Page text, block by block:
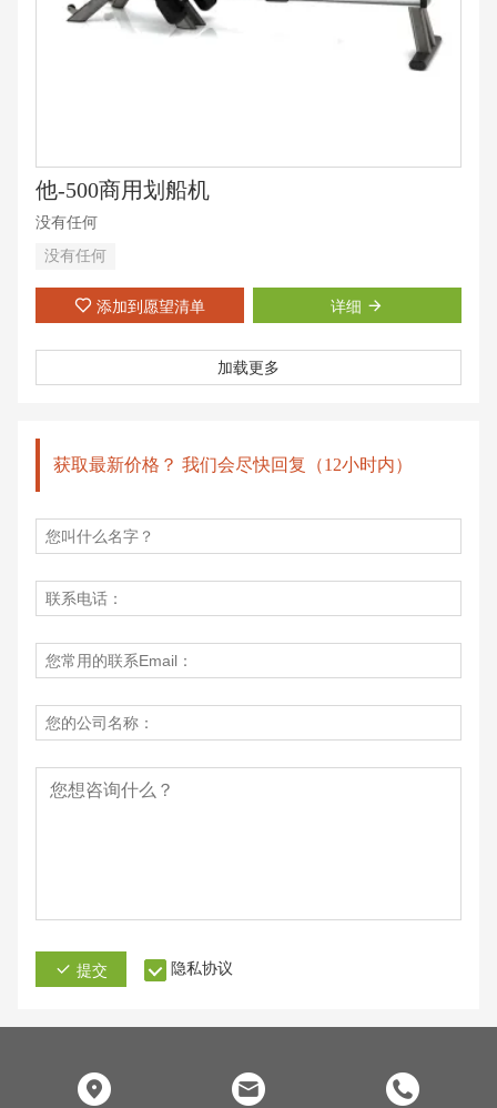
他-500商用划船机
没有任何
没有任何
添加到愿望清单 详细
加载更多
获取最新价格？ 我们会尽快回复（12小时内）
提交 隐私协议